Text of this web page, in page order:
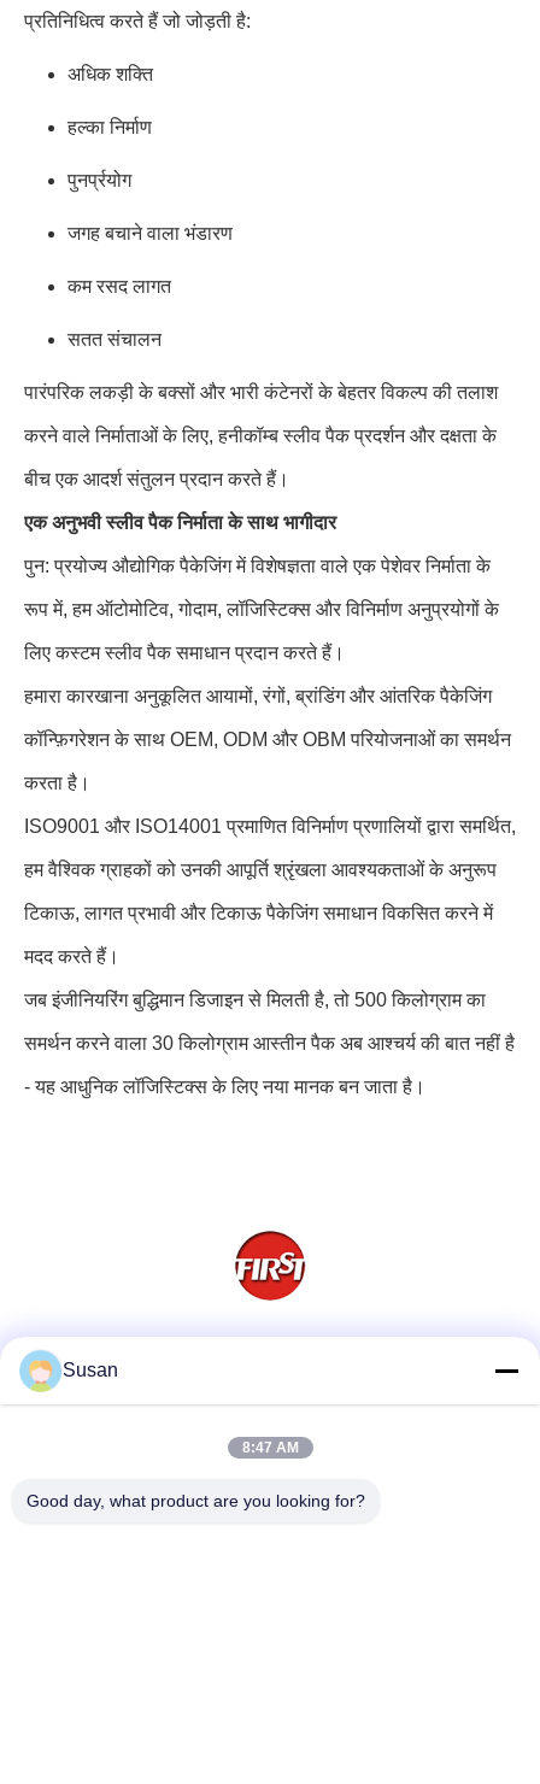
प्रतिनिधित्व करते हैं जो जोड़ती है:
अधिक शक्ति
हल्का निर्माण
पुनर्प्रयोग
जगह बचाने वाला भंडारण
कम रसद लागत
सतत संचालन
पारंपरिक लकड़ी के बक्सों और भारी कंटेनरों के बेहतर विकल्प की तलाश
करने वाले निर्माताओं के लिए, हनीकॉम्ब स्लीव पैक प्रदर्शन और दक्षता के
बीच एक आदर्श संतुलन प्रदान करते हैं।
एक अनुभवी स्लीव पैक निर्माता के साथ भागीदार
पुन: प्रयोज्य औद्योगिक पैकेजिंग में विशेषज्ञता वाले एक पेशेवर निर्माता के
रूप में, हम ऑटोमोटिव, गोदाम, लॉजिस्टिक्स और विनिर्माण अनुप्रयोगों के
लिए कस्टम स्लीव पैक समाधान प्रदान करते हैं।
हमारा कारखाना अनुकूलित आयामों, रंगों, ब्रांडिंग और आंतरिक पैकेजिंग
कॉन्फ़िगरेशन के साथ OEM, ODM और OBM परियोजनाओं का समर्थन
करता है।
ISO9001 और ISO14001 प्रमाणित विनिर्माण प्रणालियों द्वारा समर्थित,
हम वैश्विक ग्राहकों को उनकी आपूर्ति श्रृंखला आवश्यकताओं के अनुरूप
टिकाऊ, लागत प्रभावी और टिकाऊ पैकेजिंग समाधान विकसित करने में
मदद करते हैं।
जब इंजीनियरिंग बुद्धिमान डिजाइन से मिलती है, तो 500 किलोग्राम का
समर्थन करने वाला 30 किलोग्राम आस्तीन पैक अब आश्चर्य की बात नहीं है
- यह आधुनिक लॉजिस्टिक्स के लिए नया मानक बन जाता है।
टेलीफोन
Susan
8:47 AM
Good day, what product are you looking for?